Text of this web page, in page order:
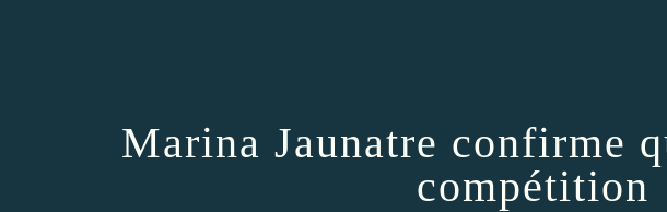
Marina Jaunatre confirme
compétition